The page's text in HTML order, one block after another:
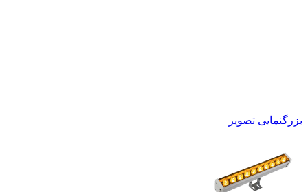
بزرگنمایی تصویر